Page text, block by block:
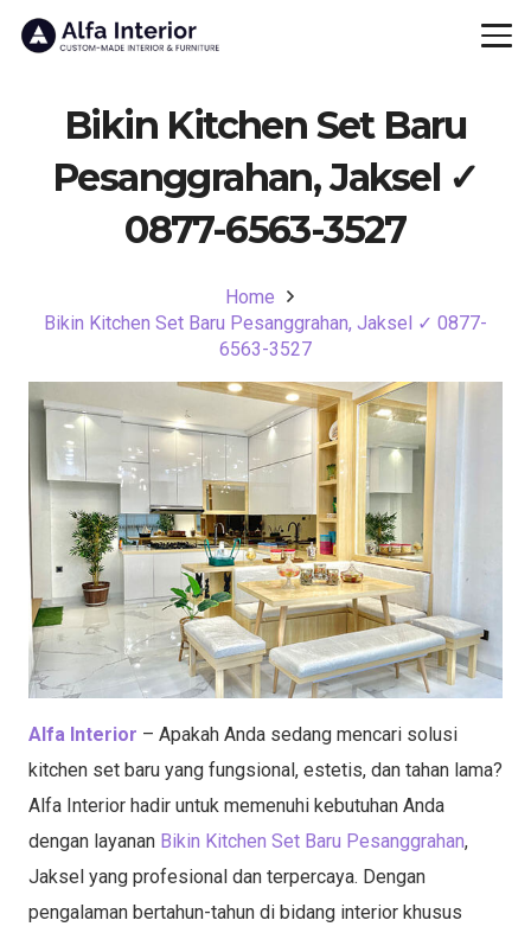
Bikin Kitchen Set Baru
Pesanggrahan, Jaksel ✓
0877-6563-3527
Home
Bikin Kitchen Set Baru Pesanggrahan, Jaksel ✓ 0877-
6563-3527
Alfa Interior – Apakah Anda sedang mencari solusi
kitchen set baru yang fungsional, estetis, dan tahan lama?
Alfa Interior hadir untuk memenuhi kebutuhan Anda
dengan layanan Bikin Kitchen Set Baru Pesanggrahan,
Jaksel yang profesional dan terpercaya. Dengan
pengalaman bertahun-tahun di bidang interior khusus